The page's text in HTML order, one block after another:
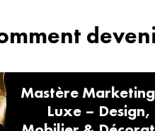
Mastère
Luxe – Design,